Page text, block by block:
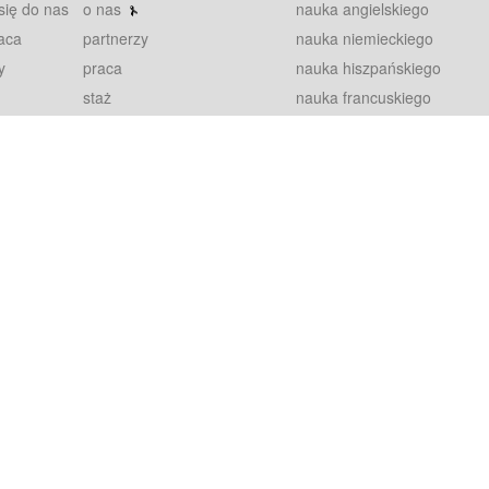
do nas
o nas
partnerzy
praca
staż
nauka angielskiego
nauka niemieckiego
nauka hiszpańskiego
nauka francuskiego